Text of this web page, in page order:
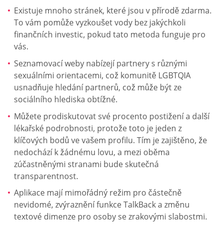
Existuje mnoho stránek, které jsou v přírodě zdarma.
To vám pomůže vyzkoušet vody bez jakýchkoli
finančních investic, pokud tato metoda funguje pro
vás.
Seznamovací weby nabízejí partnery s různými
sexuálními orientacemi, což komunitě LGBTQIA
usnadňuje hledání partnerů, což může být ze
sociálního hlediska obtížné.
Můžete prodiskutovat své procento postižení a další
lékařské podrobnosti, protože toto je jeden z
klíčových bodů ve vašem profilu. Tím je zajištěno, že
nedochází k žádnému lovu, a mezi oběma
zúčastněnými stranami bude skutečná
transparentnost.
Aplikace mají mimořádný režim pro částečně
nevidomé, zvýraznění funkce TalkBack a změnu
textové dimenze pro osoby se zrakovými slabostmi.